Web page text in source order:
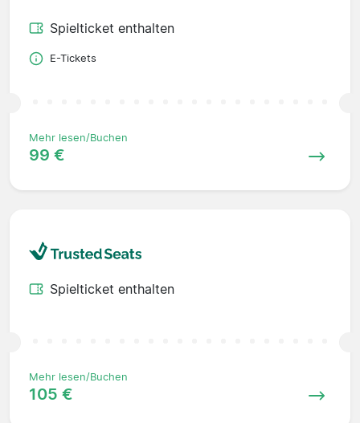
Spielticket enthalten
E-Tickets
Mehr lesen/Buchen
99 €
Spielticket enthalten
Mehr lesen/Buchen
105 €